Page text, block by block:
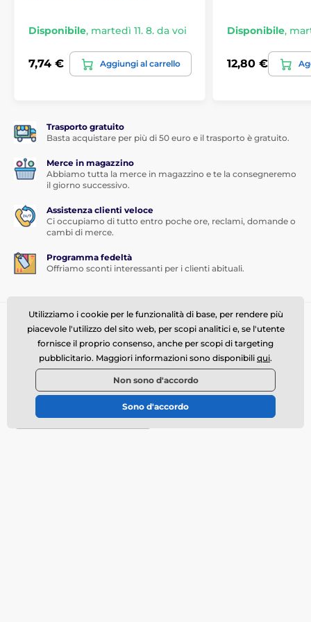
bordo colorato)
Rivestimento oleofobico: Sì
Super flessibile, invisibile, fornisce un'eccellente
Vetro temperato
Panno asciutto
Disponibile, martedì 11. 8. da voi
7,74 € Aggiungi al carrello
Disponibile,
12,80 €
Trasporto gratuito
Basta acquistare per più di 50 euro e il trasporto è gratuito.
Merce in magazzino
Abbiamo tutta la merce in magazzino e te la consegneremo
il giorno successivo.
Assistenza clienti veloce
Ci occupiamo di tutto entro poche ore, reclami, domande o
cambi di merce.
Programma fedeltà
Offriamo sconti interessanti per i clienti abituali.
Hai bisogno di aiuto?
Il servizio clienti è disponibile
info@momanio.it
Dove ci puoi trovare
Italiano
Utilizziamo i cookie per le funzionalità di base, per rendere più
piacevole l'utilizzo del sito web, per scopi analitici e, se l'utente
fornisce il proprio consenso, anche per scopi di targeting
pubblicitario. Maggiori informazioni sono disponibili qui.
Non sono d'accordo
Sono d'accordo